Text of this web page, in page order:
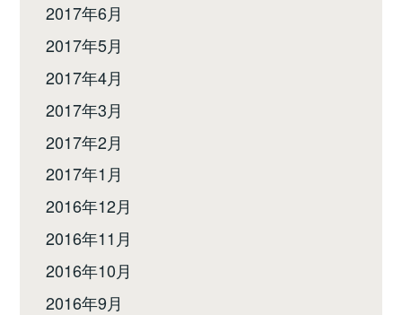
2017年6月
2017年5月
2017年4月
2017年3月
2017年2月
2017年1月
2016年12月
2016年11月
2016年10月
2016年9月